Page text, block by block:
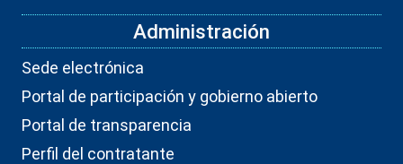
Administración
Sede electrónica
Portal de participación y gobierno abierto
Portal de transparencia
Perfil del contratante